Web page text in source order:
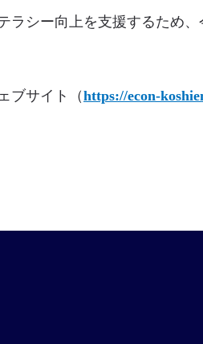
ラシー向上を支援するため
ブサイト（https://econ-